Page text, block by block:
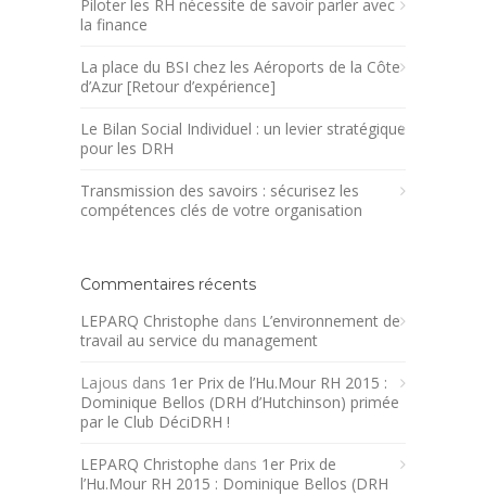
Piloter les RH nécessite de savoir parler avec
la finance
La place du BSI chez les Aéroports de la Côte
d’Azur [Retour d’expérience]
Le Bilan Social Individuel : un levier stratégique
pour les DRH
Transmission des savoirs : sécurisez les
compétences clés de votre organisation
Commentaires récents
LEPARQ Christophe dans L’environnement de
travail au service du management
Lajous dans 1er Prix de l’Hu.Mour RH 2015 :
Dominique Bellos (DRH d’Hutchinson) primée
par le Club DéciDRH !
LEPARQ Christophe dans 1er Prix de
l’Hu.Mour RH 2015 : Dominique Bellos (DRH